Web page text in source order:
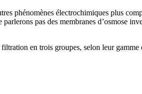
phénomènes électrochimiques plus
pas des membranes d’osmose
en trois groupes, selon leur gamme